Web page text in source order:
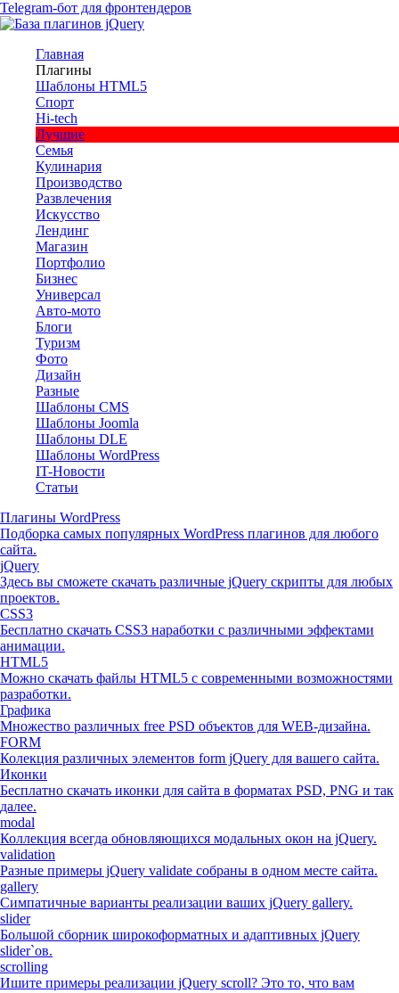
Telegram-бот для фронтендеров
Главная
Плагины
Шаблоны HTML5
Спорт
Hi-tech
Лучшие
Семья
Кулинария
Производство
Развлечения
Искусство
Лендинг
Магазин
Портфолио
Бизнес
Универсал
Авто-мото
Блоги
Туризм
Фото
Дизайн
Разные
Шаблоны CMS
Шаблоны Joomla
Шаблоны DLE
Шаблоны WordPress
IT-Новости
Статьи
Плагины WordPress
Подборка самых популярных WordPress плагинов для любого
сайта.
jQuery
Здесь вы сможете скачать различные jQuery скрипты для любых
проектов.
CSS3
Бесплатно скачать CSS3 наработки с различными эффектами
анимации.
HTML5
Можно скачать файлы HTML5 с современными возможностями
разработки.
Графика
Множество различных free PSD объектов для WEB-дизайна.
FORM
Колекция различных элементов form jQuery для вашего сайта.
Иконки
Бесплатно скачать иконки для сайта в форматах PSD, PNG и так
далее.
modal
Коллекция всегда обновляющихся модальных окон на jQuery.
validation
Разные примеры jQuery validate собраны в одном месте сайта.
gallery
Симпатичные варианты реализации ваших jQuery gallery.
slider
Большой сборник широкоформатных и адаптивных jQuery
slider`ов.
scrolling
Ишите примеры реализации jQuery scroll? Это то, что вам